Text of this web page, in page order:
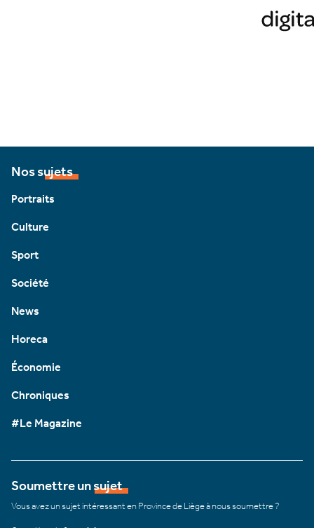
Nos sujets
Portraits
Culture
Sport
Société
News
Horeca
Économie
Chroniques
#Le Magazine
Soumettre un sujet
Vous avez un sujet intéressant en Province de Liège à nous soumettre ?